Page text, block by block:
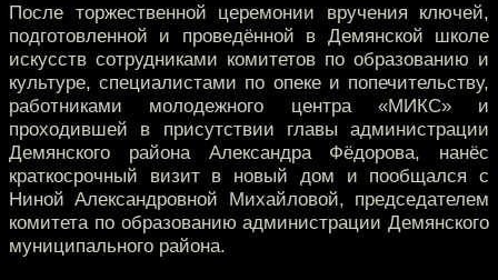
После торжественной церемонии вручения ключей,
подготовленной и проведённой в Демянской школе
искусств сотрудниками комитетов по образованию и
культуре, специалистами по опеке и попечительству,
работниками молодежного центра «МИКС» и
проходившей в присутствии главы администрации
Демянского района Александра Фёдорова, нанёс
краткосрочный визит в новый дом и пообщался с
Ниной Александровной Михайловой, председателем
комитета по образованию администрации Демянского
муниципального района.